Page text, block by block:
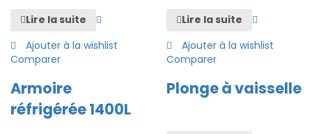
Lire la suite
Ajouter à la wishlist
Comparer
Armoire
réfrigérée 1400L
Lire la suite
Ajouter à la wishlist
Comparer
Plonge à vaisselle